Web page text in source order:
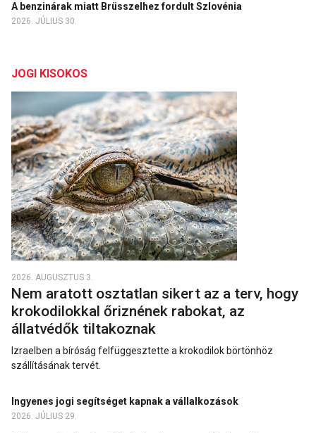
A benzinárak miatt Brüsszelhez fordult Szlovénia
2026. JÚLIUS 30.
JOGI KISOKOS
2026. AUGUSZTUS 3.
Nem aratott osztatlan sikert az a terv, hogy
krokodilokkal őriznének rabokat, az
állatvédők tiltakoznak
Izraelben a bíróság felfüggesztette a krokodilok börtönhöz
szállításának tervét.
Ingyenes jogi segítséget kapnak a vállalkozások
2026. JÚLIUS 29.